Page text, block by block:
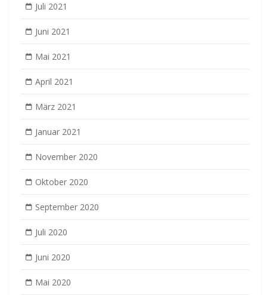
Juli 2021
Juni 2021
Mai 2021
April 2021
März 2021
Januar 2021
November 2020
Oktober 2020
September 2020
Juli 2020
Juni 2020
Mai 2020